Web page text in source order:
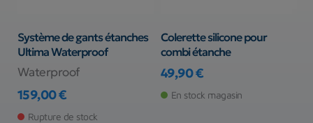
Système de gants étanches
Ultima Waterproof
Waterproof
Prix
159,00 €
Rupture de stock
Colerette silicone pour
combi étanche
Prix
49,90 €
En stock magasin